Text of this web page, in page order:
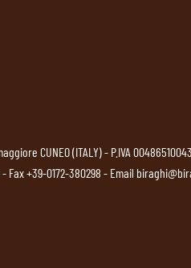
CUNEO (ITALY) - P.IVA 00486510043
- Fax +39-0172-380298 - Email